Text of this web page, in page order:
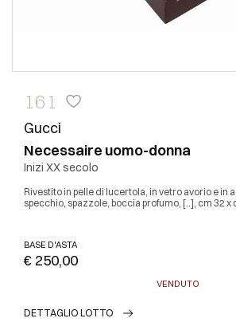
161
Gucci
Necessaire uomo-donna
Inizi XX secolo
Rivestito in pelle di lucertola, in vetro avorio e in argento. Composto da
specchio, spazzole, boccia profumo, [..], cm 32 x
BASE D'ASTA
€ 250,00
VENDUTO
DETTAGLIO LOTTO